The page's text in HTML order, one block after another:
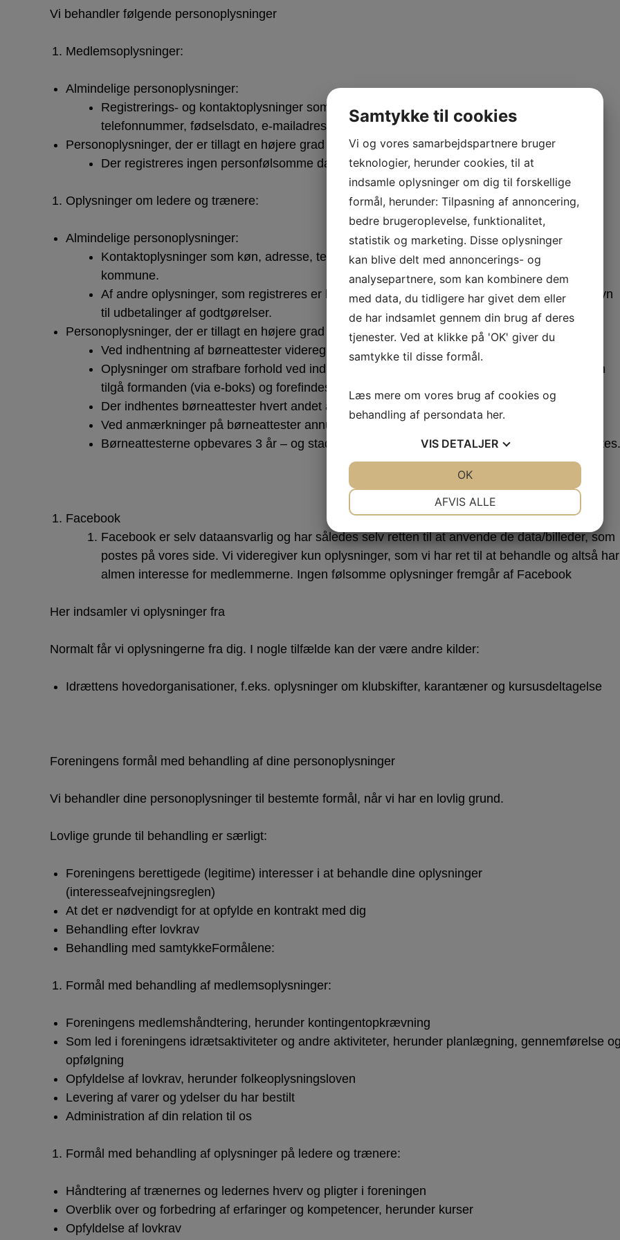
Vi behandler følgende personoplysninger
Medlemsoplysninger:
Almindelige personoplysninger:
Registrerings- og kontaktoplysninger som navn, køn, adresse, indmeldelsesdato,
telefonnummer, fødselsdato, e-mailadresse, og kommune.
Personoplysninger, der er tillagt en højere grad af beskyttelse:
Der registreres ingen personfølsomme data.
Oplysninger om ledere og trænere:
Almindelige personoplysninger:
Kontaktoplysninger som køn, adresse, telefonnummer og e-mailadresse, fødselsdag og
kommune.
Af andre oplysninger, som registreres er bankkontonummer for trænere og hjælper af hensyn
til udbetalinger af godtgørelser.
Personoplysninger, der er tillagt en højere grad af beskyttelse:
Ved indhentning af børneattester videregives CPR til Politiet.
Oplysninger om strafbare forhold ved indhentelse af børneattest. Disse oplysninger kan kun
tilgå formanden (via e-boks) og forefindes kun der.
Der indhentes børneattester hvert andet år.
Ved anmærkninger på børneattester annulleres ansættelsen med øjeblik virkning.
Børneattesterne opbevares 3 år – og stadigvæk kun i formandens e-boks, hvorefter de slettes.
Facebook
Facebook er selv dataansvarlig og har således selv retten til at anvende de data/billeder, som
postes på vores side. Vi videregiver kun oplysninger, som vi har ret til at behandle og altså har
almen interesse for medlemmerne. Ingen følsomme oplysninger fremgår af Facebook
Her indsamler vi oplysninger fra
Normalt får vi oplysningerne fra dig. I nogle tilfælde kan der være andre kilder:
Idrættens hovedorganisationer, f.eks. oplysninger om klubskifter, karantæner og kursusdeltagelse
Foreningens formål med behandling af dine personoplysninger
Vi behandler dine personoplysninger til bestemte formål, når vi har en lovlig grund.
Lovlige grunde til behandling er særligt:
Foreningens berettigede (legitime) interesser i at behandle dine oplysninger
(interesseafvejningsreglen)
At det er nødvendigt for at opfylde en kontrakt med dig
Behandling efter lovkrav
Behandling med samtykkeFormålene:
Formål med behandling af medlemsoplysninger:
Foreningens medlemshåndtering, herunder kontingentopkrævning
Som led i foreningens idrætsaktiviteter og andre aktiviteter, herunder planlægning, gennemførelse
opfølgning
Opfyldelse af lovkrav, herunder folkeoplysningsloven
Levering af varer og ydelser du har bestilt
Administration af din relation til os
Formål med behandling af oplysninger på ledere og trænere:
Håndtering af trænernes og ledernes hverv og pligter i foreningen
Overblik over og forbedring af erfaringer og kompetencer, herunder kurser
Opfyldelse af lovkrav
Samtykke til cookies
Vi og vores samarbejdspartnere bruger
teknologier, herunder cookies, til at
indsamle oplysninger om dig til forskellige
formål, herunder: Tilpasning af annoncering,
bedre brugeroplevelse, funktionalitet,
statistik og marketing. Disse oplysninger
kan blive delt med annoncerings- og
analysepartnere, som kan kombinere dem
med data, du tidligere har givet dem eller
de har indsamlet gennem din brug af deres
tjenester. Ved at klikke på 'OK' giver du
samtykke til disse formål.
Læs mere om vores brug af cookies og
behandling af persondata her.
VIS DETALJER
MARKETING STATISTIK
AFVIS ALLE
OK